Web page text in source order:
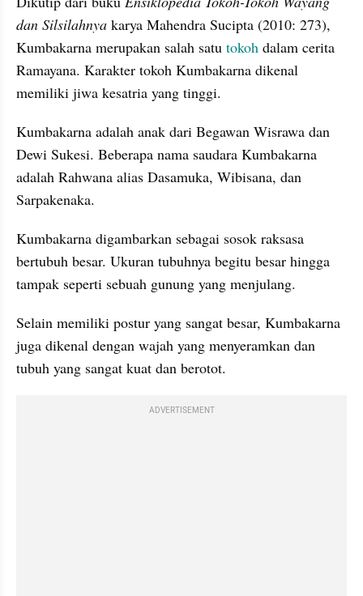
dan Silsilahnya karya Mahendra Sucipta (2010: 273),
Kumbakarna merupakan salah satu tokoh dalam cerita
Ramayana. Karakter tokoh Kumbakarna dikenal
memiliki jiwa kesatria yang tinggi.
Kumbakarna adalah anak dari Begawan Wisrawa dan
Dewi Sukesi. Beberapa nama saudara Kumbakarna
adalah Rahwana alias Dasamuka, Wibisana, dan
Sarpakenaka.
Kumbakarna digambarkan sebagai sosok raksasa
bertubuh besar. Ukuran tubuhnya begitu besar hingga
tampak seperti sebuah gunung yang menjulang.
Selain memiliki postur yang sangat besar, Kumbakarna
juga dikenal dengan wajah yang menyeramkan dan
tubuh yang sangat kuat dan berotot.
ADVERTISEMENT